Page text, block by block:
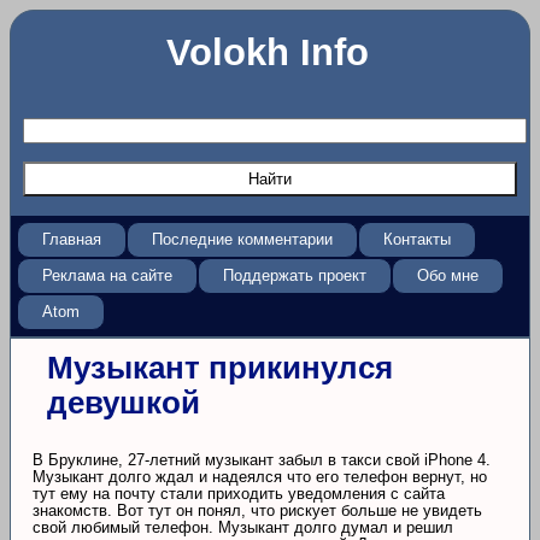
Volokh Info
Главная Последние комментарии
Контакты
Реклама на сайте
Поддержать проект
Обо мне
Atom
Музыкант прикинулся
девушкой
В Бруклине, 27-летний музыкант забыл в такси свой iPhone 4.
Музыкант долго ждал и надеялся что его телефон вернут, но
тут ему на почту стали приходить уведомления с сайта
знакомств. Вот тут он понял, что рискует больше не увидеть
свой любимый телефон. Музыкант долго думал и решил